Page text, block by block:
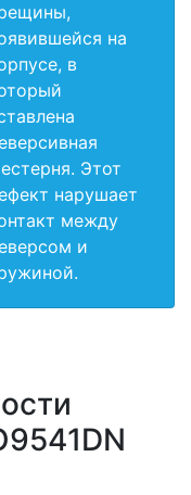
на
в
Этот
нарушает
между
и